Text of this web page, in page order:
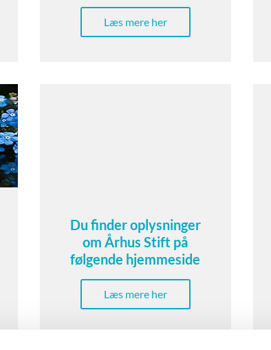
Læs mere her
Du finder oplysninger
om Århus Stift på
følgende hjemmeside
Læs mere her